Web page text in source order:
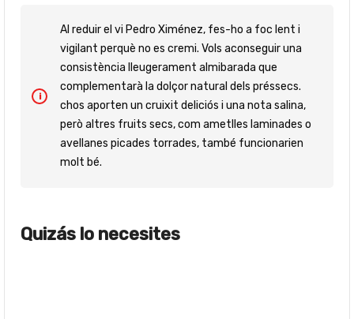
Al reduir el vi Pedro Ximénez, fes-ho a foc lent i
vigilant perquè no es cremi. Vols aconseguir una
consistència lleugerament almibarada que
complementarà la dolçor natural dels préssecs.
chos aporten un cruixit deliciós i una nota salina,
però altres fruits secs, com ametlles laminades o
avellanes picades torrades, també funcionarien
molt bé.
Quizás lo necesites